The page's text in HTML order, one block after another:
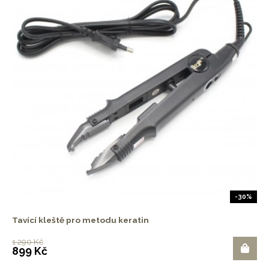
-30%
Tavící kleště pro metodu keratin
1 290 Kč
899 Kč